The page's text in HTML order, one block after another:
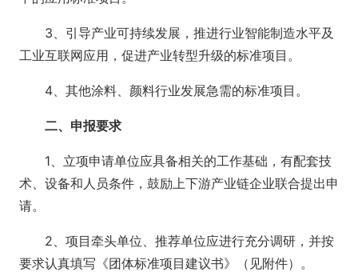
3、引导产业可持续发展，推进行业智能制造水平及
工业互联网应用，促进产业转型升级的标准项目。
4、其他涂料、颜料行业发展急需的标准项目。
二、申报要求
1、立项申请单位应具备相关的工作基础，有配套技
术、设备和人员条件，鼓励上下游产业链企业联合提出申
请。
2、项目牵头单位、推荐单位应进行充分调研，并按
要求认真填写《团体标准项目建议书》（见附件）。